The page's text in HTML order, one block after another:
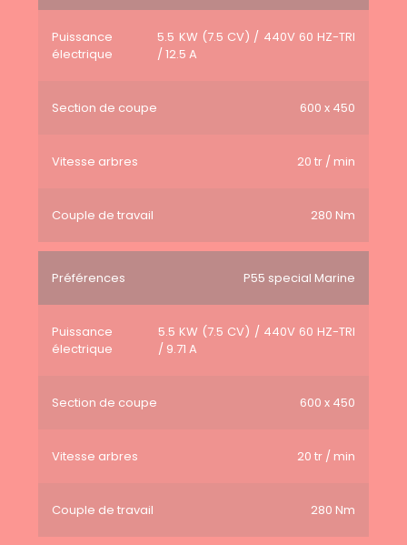
Puissance
électrique
5.5 KW (7.5 CV) / 440V 60 HZ-TRI
/ 12.5 A
Section de coupe 600 x 450
Vitesse arbres 20 tr / min
Couple de travail 280 Nm
Préférences P55 special Marine
Puissance
électrique
5.5 KW (7.5 CV) / 440V 60 HZ-TRI
/ 9.71 A
Section de coupe 600 x 450
Vitesse arbres 20 tr / min
Couple de travail 280 Nm